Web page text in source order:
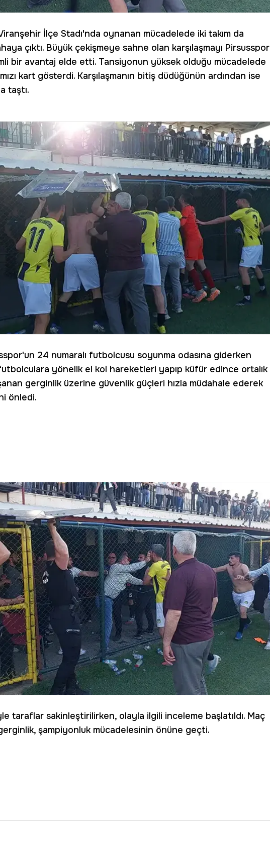
İlçe Stadı'nda oynanan mücadelede iki takım da
çıktı. Büyük çekişmeye sahne olan karşılaşmayı Pirsusspor
bir avantaj elde etti. Tansiyonun yüksek olduğu mücadelede
kart gösterdi. Karşılaşmanın bitiş düdüğünün ardından ise
taştı.
24 numaralı futbolcusu soyunma odasına giderken
yönelik el kol hareketleri yapıp küfür edince ortalık
gerginlik üzerine güvenlik güçleri hızla müdahale ederek
önledi.
taraflar sakinleştirilirken, olayla ilgili inceleme başlatıldı. Maç
şampiyonluk mücadelesinin önüne geçti.